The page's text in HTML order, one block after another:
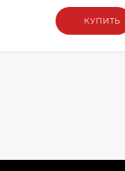
КУПИТЬ